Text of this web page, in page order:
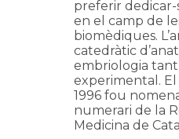
preferir dedicar-
en el camp de
biomèdiques.
catedràtic
embriologia
experimental.
1996 fou
numerari de la
Medicina de